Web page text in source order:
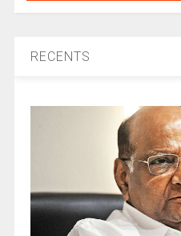
RECENTS